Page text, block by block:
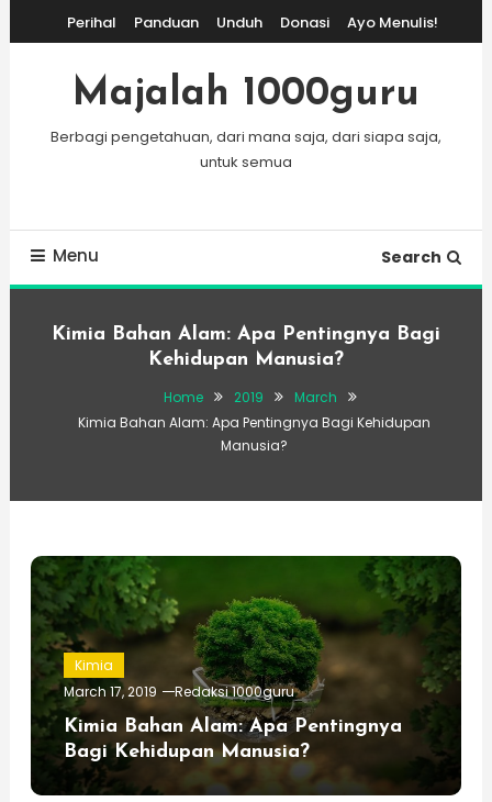
To
Content
Perihal Panduan Unduh Donasi Ayo Menulis!
Majalah 1000guru
Berbagi pengetahuan, dari mana saja, dari siapa saja,
untuk semua
Menu Search
Kimia Bahan Alam: Apa Pentingnya Bagi
Kehidupan Manusia?
Home 2019
March
Kimia Bahan Alam: Apa Pentingnya Bagi Kehidupan
Manusia?
Kimia
March 17, 2019
Redaksi 1000guru
Kimia Bahan Alam: Apa Pentingnya
Bagi Kehidupan Manusia?